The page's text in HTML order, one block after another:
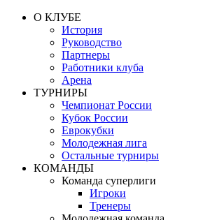
О КЛУБЕ
История
Руководство
Партнеры
Работники клуба
Арена
ТУРНИРЫ
Чемпионат России
Кубок России
Еврокубки
Молодежная лига
Остальные турниры
КОМАНДЫ
Команда суперлиги
Игроки
Тренеры